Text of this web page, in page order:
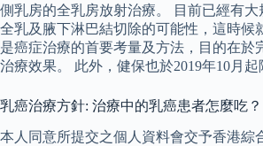
側乳房的全乳房放射治療。 目前已經有
全乳及腋下淋巴結切除的可能性，這時候
是癌症治療的首要考量及方法，目的在
治療效果。 此外，健保也於2019年10月
乳癌治療方針: 治療中的乳癌患者怎麼吃？
本人同意所提交之個人資料會交予香港綜